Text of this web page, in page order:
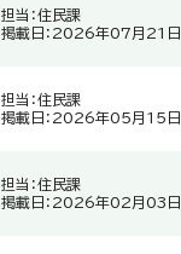
担当：住民課
掲載日：2026年07月21日
担当：住民課
掲載日：2026年05月15日
担当：住民課
掲載日：2026年02月03日